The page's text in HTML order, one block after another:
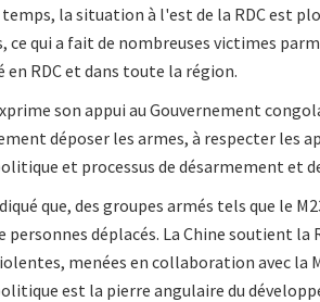
temps, la situation à l'est de la RDC est
ce qui a fait de nombreuses victimes
RDC et dans toute la région.
son appui au Gouvernement
déposer les armes, à respecter les
et processus de désarmement et
que, des groupes armés tels que le
personnes déplacés. La Chine soutient
menées en collaboration avec la
est la pierre angulaire du